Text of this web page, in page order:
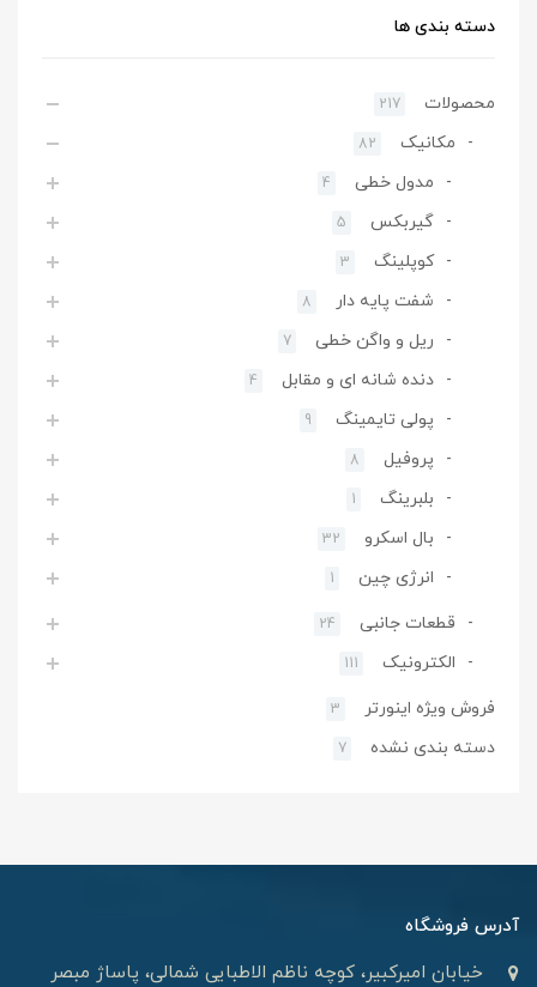
دسته بندی ها
محصولات 217
مکانیک 82
مدول خطی 4
گیربکس 5
کوپلینگ 3
شفت پایه دار 8
ریل و واگن خطی 7
دنده شانه ای و مقابل 4
پولی تایمینگ 9
پروفیل 8
بلبرینگ 1
بال اسکرو 32
انرژی چین 1
قطعات جانبی 24
الکترونیک 111
فروش ویژه اینورتر 3
دسته بندی نشده 7
آدرس فروشگاه
خیابان امیرکبیر، کوچه ناظم الاطبایی شمالی، پاساژ مبصر